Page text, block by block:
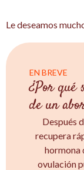
Le deseamos
EN BREVE
¿Por qué
de un
Después
recupera
hormona
ovulación